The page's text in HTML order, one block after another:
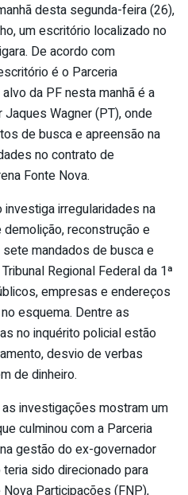
desta segunda-feira (26),
um escritório localizado no
De acordo com
é o Parceria
da PF nesta manhã é a
Wagner (PT), onde
de busca e apreensão na
no contrato de
Fonte Nova.
irregularidades na
reconstrução e
mandados de busca e
Regional Federal da 1ª
empresas e endereços
esquema. Dentre as
no inquérito policial estão
desvio de verbas
de dinheiro.
investigações mostram um
culminou com a Parceria
gestão do ex-governador
sido direcionado para